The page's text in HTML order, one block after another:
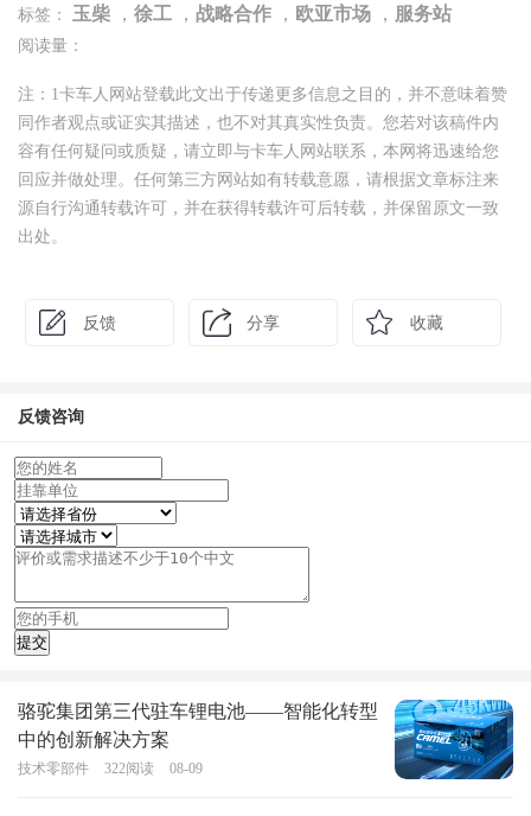
标签： 玉柴 ， 徐工 ， 战略合作 ， 欧亚市场 ， 服务站
阅读量：
注：1卡车人网站登载此文出于传递更多信息之目的，并不意味着赞
同作者观点或证实其描述，也不对其真实性负责。您若对该稿件内
容有任何疑问或质疑，请立即与卡车人网站联系，本网将迅速给您
回应并做处理。任何第三方网站如有转载意愿，请根据文章标注来
源自行沟通转载许可，并在获得转载许可后转载，并保留原文一致
出处。
反馈 分享 收藏
反馈咨询
骆驼集团第三代驻车锂电池——智能化转型
中的创新解决方案
技术零部件 322阅读 08-09